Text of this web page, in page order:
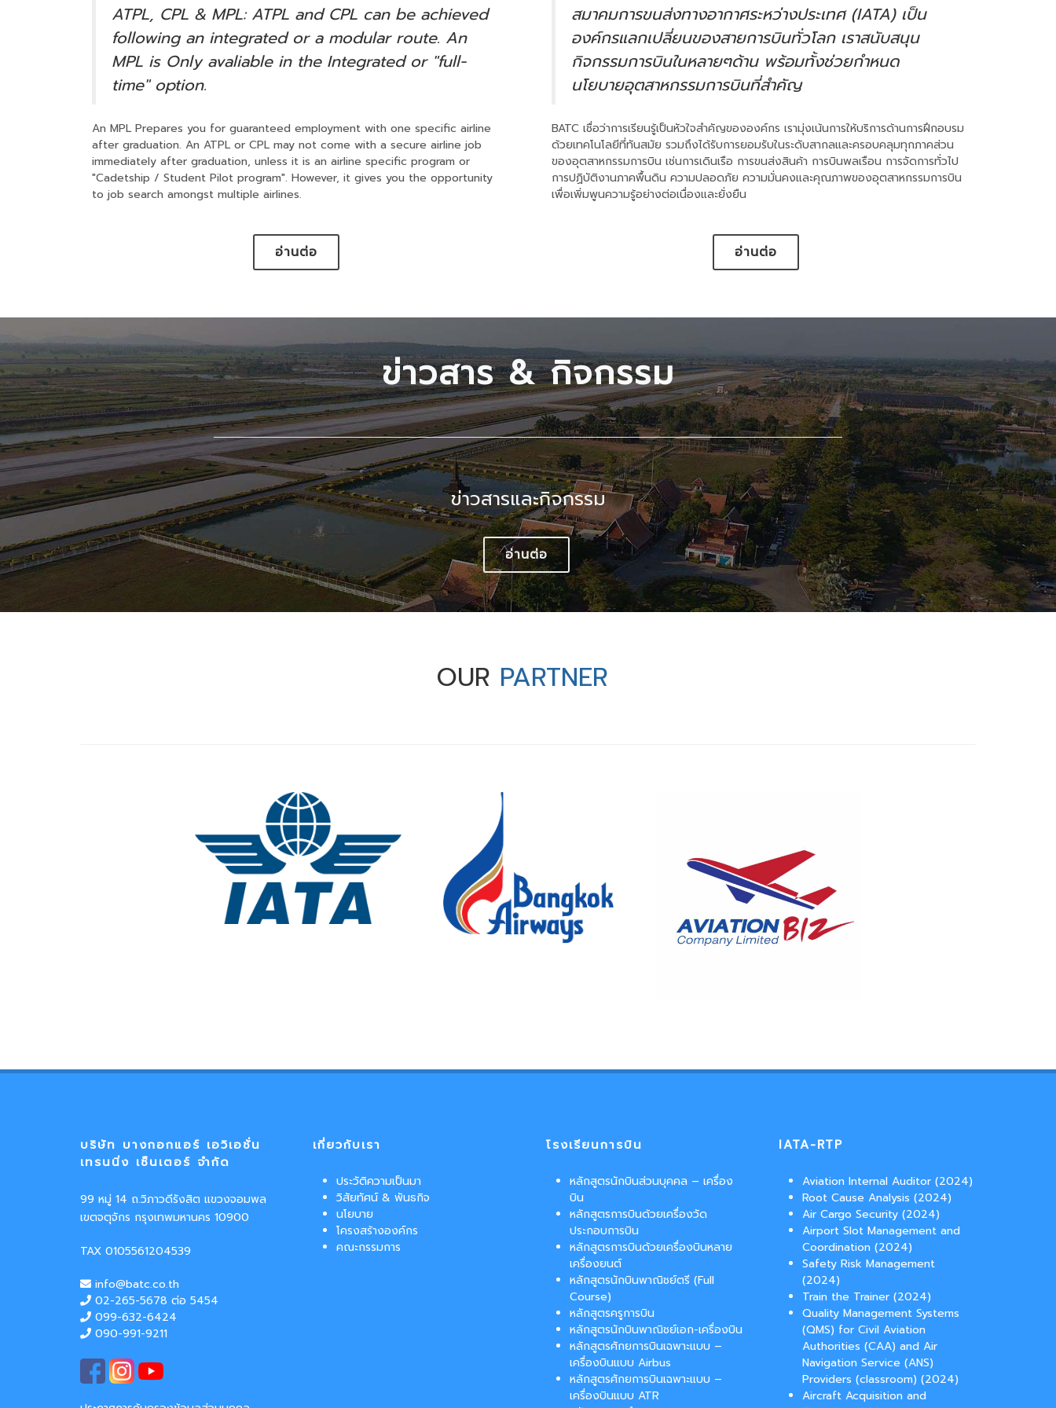
ATPL, CPL & MPL: ATPL and CPL can be achieved
following an integrated or a modular route. An
MPL is Only avaliable in the Integrated or "full-
time" option.
An MPL Prepares you for guaranteed employment with one specific airline
after graduation. An ATPL or CPL may not come with a secure airline job
immediately after graduation, unless it is an airline specific program or
"Cadetship / Student Pilot program". However, it gives you the opportunity
to job search amongst multiple airlines.
อ่านต่อ
สมาคมการขนส่งทางอากาศระหว่างประเทศ (IATA) เป็น
องค์กรแลกเปลี่ยนของสายการบินทั่วโลก เราสนับสนุน
กิจกรรมการบินในหลายๆด้าน พร้อมทั้งช่วยกำหนด
นโยบายอุตสาหกรรมการบินที่สำคัญ
BATC เชื่อว่าการเรียนรู้เป็นหัวใจสำคัญขององค์กร เรามุ่งเน้นการให้บริการด้านการฝึกอบรม
ด้วยเทคโนโลยีที่ทันสมัย รวมถึงได้รับการยอมรับในระดับสากลและครอบคลุมทุกภาคส่วน
ของอุตสาหกรรมการบิน เช่นการเดินเรือ การขนส่งสินค้า การบินพลเรือน การจัดการทั่วไป
การปฏิบัติงานภาคพื้นดิน ความปลอดภัย ความมั่นคงและคุณภาพของอุตสาหกรรมการบิน
เพื่อเพิ่มพูนความรู้อย่างต่อเนื่องและยั่งยืน
อ่านต่อ
ข่าวสาร & กิจกรรม
ข่าวสารและกิจกรรม
อ่านต่อ
OUR PARTNER
บริษัท บางกอกแอร์ เอวิเอชั่น
เทรนนิ่ง เซ็นเตอร์ จำกัด
99 หมู่ 14 ถ.วิภาวดีรังสิต แขวงจอมพล
เขตจตุจักร กรุงเทพมหานคร 10900
TAX 0105561204539
info@batc.co.th
02-265-5678 ต่อ 5454
099-632-6424
090-991-9211
เกี่ยวกับเรา
ประวัติความเป็นมา
วิสัยทัศน์ & พันธกิจ
นโยบาย
โครงสร้างองค์กร
คณะกรรมการ
โรงเรียนการบิน
หลักสูตรนักบินส่วนบุคคล – เครื่อง
บิน
หลักสูตรการบินด้วยเครื่องวัด
ประกอบการบิน
หลักสูตรการบินด้วยเครื่องบินหลาย
เครื่องยนต์
หลักสูตรนักบินพาณิชย์ตรี (Full
Course)
หลักสูตรครูการบิน
หลักสูตรนักบินพาณิชย์เอก-เครื่องบิน
หลักสูตรศักยการบินเฉพาะแบบ –
เครื่องบินแบบ Airbus
หลักสูตรศักยการบินเฉพาะแบบ –
เครื่องบินแบบ ATR
IATA-RTP
Aviation Internal Auditor (2024)
Root Cause Analysis (2024)
Air Cargo Security (2024)
Airport Slot Management and
Coordination (2024)
Safety Risk Management
(2024)
Train the Trainer (2024)
Quality Management Systems
(QMS) for Civil Aviation
Authorities (CAA) and Air
Navigation Service (ANS)
Providers (classroom) (2024)
Aircraft Acquisition and